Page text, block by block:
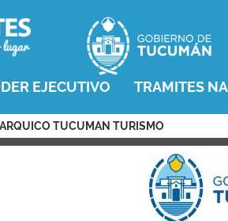
EJECUTIVO TRAMITES
TUCUMAN TURISMO